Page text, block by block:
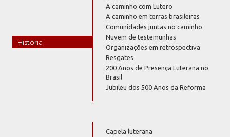
História
A caminho com Lutero
A caminho em terras brasileiras
Comunidades juntas no caminho
Nuvem de testemunhas
Organizações em retrospectiva
Resgates
200 Anos de Presença Luterana no
Brasil
Jubileu dos 500 Anos da Reforma
Capela luterana